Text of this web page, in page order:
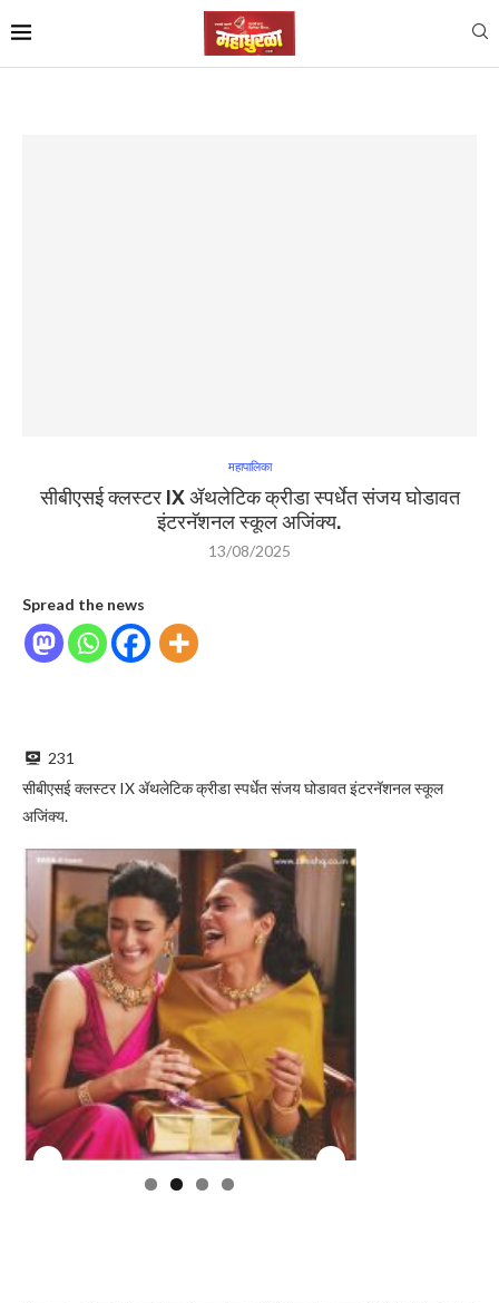
महापालिका
सीबीएसई क्लस्टर IX ॲथलेटिक क्रीडा स्पर्धेत संजय घोडावत
इंटरनॅशनल स्कूल अजिंक्य.
13/08/2025
Spread the news
231
सीबीएसई क्लस्टर IX ॲथलेटिक क्रीडा स्पर्धेत संजय घोडावत इंटरनॅशनल स्कूल
अजिंक्य.